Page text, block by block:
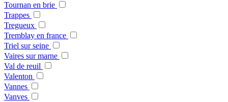
Tournan en brie
Trappes
Tregueux
Tremblay en france
Triel sur seine
Vaires sur marne
Val de reuil
Valenton
Vannes
Vanves